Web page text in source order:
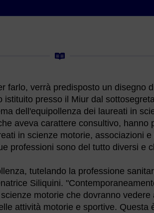
farlo, verrà predisposto un disegno
presso il Miur dal
dell'equipollenza dei laureati in
aveva carattere consultivo, hanno
in scienze motorie, associazioni
professioni sono del tutto diversi e
tutelando la professione
Siliquini.
motorie che dovranno
attività motorie e sportive. Questa